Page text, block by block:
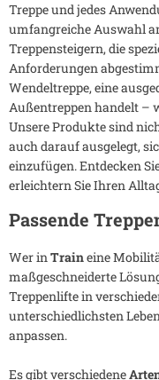
Treppe und jedes
umfangreiche Auswahl
Treppensteigern, die
Anforderungen
Wendeltreppe, eine
Außentreppen handelt –
Unsere Produkte sind
auch darauf ausgelegt,
einzufügen. Entdecken
erleichtern Sie Ihren
Passende
Wer inTraineine
maßgeschneiderte
Treppenlifte in
unterschiedlichsten
anpassen.
Es gibt verschiedene